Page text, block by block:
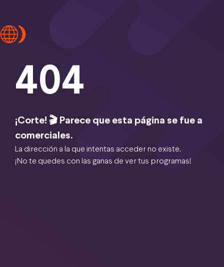
404
¡Corte! 🎬 Parece que esta página se fue a
comerciales.
La dirección a la que intentas acceder no existe.
¡No te quedes con las ganas de ver tus programas!